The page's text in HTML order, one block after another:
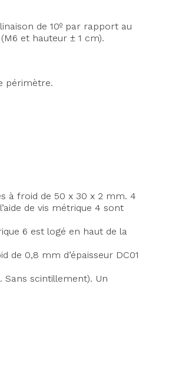
de 10º par rapport au
et hauteur ± 1 cm).
périmètre.
à froid de 50 x 30 x 2 mm. 4
de vis métrique 4 sont
6 est logé en haut de la
0,8 mm d’épaisseur DC01
scintillement). Un